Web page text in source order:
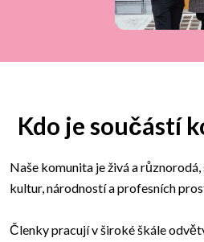
Kdo je součástí
Naše komunita je živá a
kultur, národností a profesních
Členky pracují v široké škále